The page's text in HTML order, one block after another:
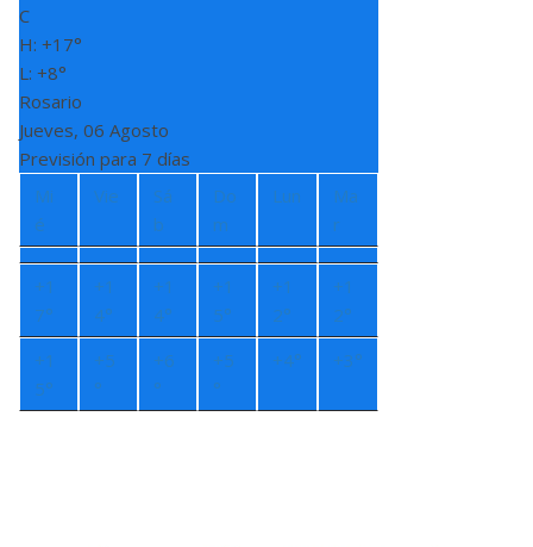
C
H: +17°
L: +8°
Rosario
Jueves, 06 Agosto
Previsión para 7 días
Mi
é
Vie
Sá
b
Do
m
Lun
Ma
r
+1
7°
+1
4°
+1
4°
+1
5°
+1
2°
+1
2°
+1
5°
+5
°
+6
°
+5
°
+4° +3°